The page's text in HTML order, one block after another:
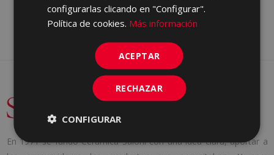
En 1971 se fundó Cerámica Saloni con una idea clara, aportar a
configurarlas clicando en "Configurar".
Política de cookies. Más información
ACEPTAR
RECHAZAR
CONFIGURAR